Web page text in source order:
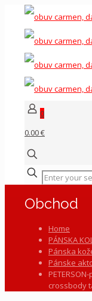
0
0.00 €
Obchod
Home
PÁNSKA
Pánska
Pánske
crossbody